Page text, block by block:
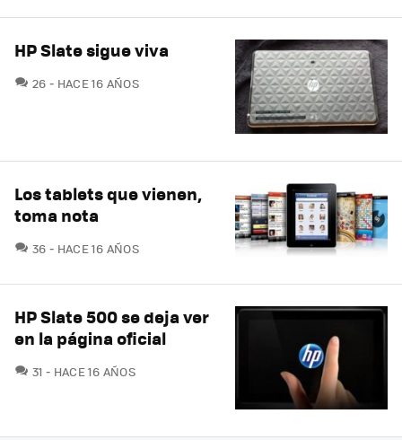
HP Slate sigue viva
26 COMENTARIOS
HACE 16 AÑOS
Los tablets que vienen,
toma nota
36 COMENTARIOS
HACE 16 AÑOS
HP Slate 500 se deja ver
en la página oficial
31 COMENTARIOS
HACE 16 AÑOS